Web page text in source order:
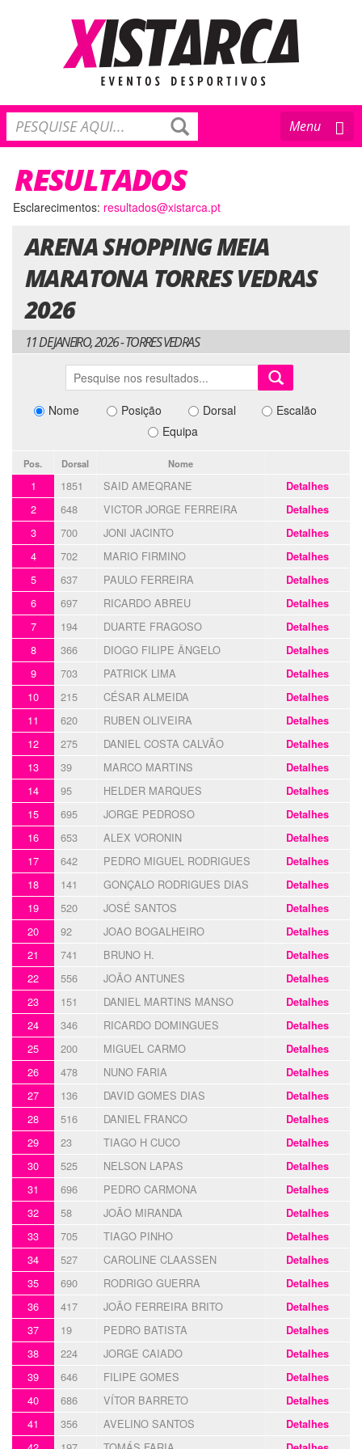
Toggle
navigation
Menu
RESULTADOS
Esclarecimentos: resultados@xistarca.pt
ARENA SHOPPING MEIA
MARATONA TORRES VEDRAS
2026
11 DE JANEIRO, 2026 - TORRES VEDRAS
Nome Posição Dorsal
Escalão
Equipa
Pos. Dorsal Nome
1 1851 SAID AMEQRANE Detalhes
2 648 VICTOR JORGE FERREIRA Detalhes
3 700 JONI JACINTO Detalhes
4 702 MARIO FIRMINO Detalhes
5 637 PAULO FERREIRA Detalhes
6 697 RICARDO ABREU Detalhes
7 194 DUARTE FRAGOSO Detalhes
8 366 DIOGO FILIPE ÂNGELO Detalhes
9 703 PATRICK LIMA Detalhes
10 215 CÉSAR ALMEIDA Detalhes
11 620 RUBEN OLIVEIRA Detalhes
12 275 DANIEL COSTA CALVÃO Detalhes
13 39 MARCO MARTINS Detalhes
14 95 HELDER MARQUES Detalhes
15 695 JORGE PEDROSO Detalhes
16 653 ALEX VORONIN Detalhes
17 642 PEDRO MIGUEL RODRIGUES Detalhes
18 141 GONÇALO RODRIGUES DIAS Detalhes
19 520 JOSÉ SANTOS Detalhes
20 92 JOAO BOGALHEIRO Detalhes
21 741 BRUNO H. Detalhes
22 556 JOÃO ANTUNES Detalhes
23 151 DANIEL MARTINS MANSO Detalhes
24 346 RICARDO DOMINGUES Detalhes
25 200 MIGUEL CARMO Detalhes
26 478 NUNO FARIA Detalhes
27 136 DAVID GOMES DIAS Detalhes
28 516 DANIEL FRANCO Detalhes
29 23 TIAGO H CUCO Detalhes
30 525 NELSON LAPAS Detalhes
31 696 PEDRO CARMONA Detalhes
32 58 JOÃO MIRANDA Detalhes
33 705 TIAGO PINHO Detalhes
34 527 CAROLINE CLAASSEN Detalhes
35 690 RODRIGO GUERRA Detalhes
36 417 JOÃO FERREIRA BRITO Detalhes
37 19 PEDRO BATISTA Detalhes
38 224 JORGE CAIADO Detalhes
39 646 FILIPE GOMES Detalhes
40 686 VÍTOR BARRETO Detalhes
41 356 AVELINO SANTOS Detalhes